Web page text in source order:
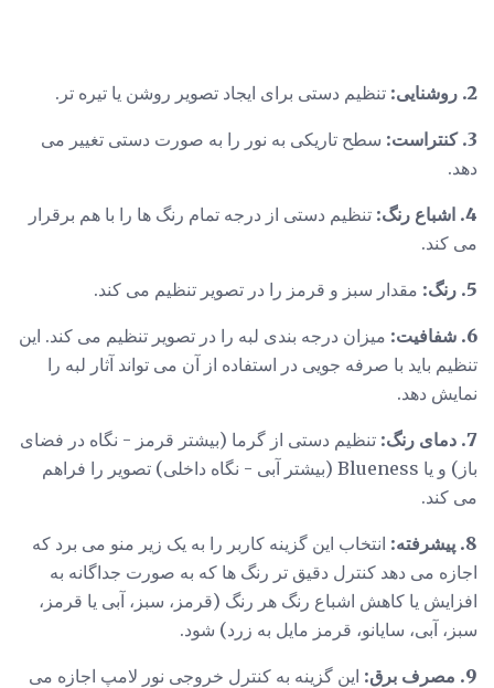
2. روشنایی: تنظیم دستی برای ایجاد تصویر روشن یا تیره تر.
3. کنتراست:
سطح تاریکی به نور را به صورت دستی تغییر می
دهد.
4. اشباع رنگ:
تنظیم دستی از درجه تمام رنگ ها را با هم برقرار
می کند.
5. رنگ: مقدار سبز و قرمز را در تصویر تنظیم می کند.
6. شفافیت:
میزان درجه بندی لبه را در تصویر تنظیم می کند. این
تنظیم باید با صرفه جویی در استفاده از آن می تواند آثار لبه را
نمایش دهد.
7. دمای رنگ:
تنظیم دستی از گرما (بیشتر قرمز - نگاه در فضای
باز) و یا Blueness (بیشتر آبی - نگاه داخلی) تصویر را فراهم
می کند.
8. پیشرفته:
انتخاب این گزینه کاربر را به یک زیر منو می برد که
اجازه می دهد کنترل دقیق تر رنگ ها که به صورت جداگانه به
افزایش یا کاهش اشباع رنگ هر رنگ (قرمز، سبز، آبی یا قرمز،
سبز، آبی، سایانو، قرمز مایل به زرد) شود.
9. مصرف برق:
این گزینه به کنترل خروجی نور لامپ اجازه می